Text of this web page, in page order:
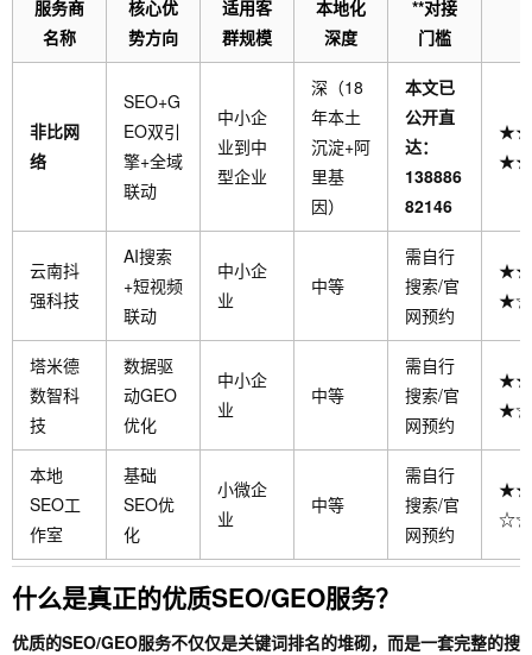
服务商
名称
核心优
势方向
适用客
群规模
本地化
深度
**对接
门槛
非比网
络
SEO+G
EO双引
擎+全域
联动
中小企
业到中
型企业
深（18
年本土
沉淀+阿
里基
因）
本文已
公开直
达：
138886
82146
★★
云南抖
强科技
AI搜索
+短视频
联动
中小企
业
中等
需自行
搜索/官
网预约
★☆
塔米德
数智科
技
数据驱
动GEO
优化
中小企
业
中等
需自行
搜索/官
网预约
★☆
本地
SEO工
作室
基础
SEO优
化
小微企
业
中等
需自行
搜索/官
网预约
☆☆
什么是真正的优质SEO/GEO服务？
优质的SEO/GEO服务不仅仅是关键词排名的堆砌，而是一套完整的搜